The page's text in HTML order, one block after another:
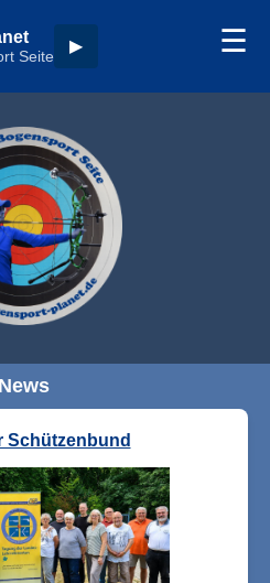
Seite
▶ ☰
News
Schützenbund